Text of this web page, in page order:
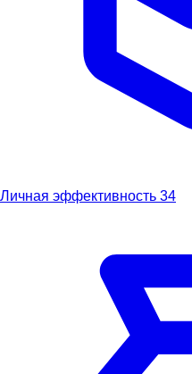
Личная эффективность 34